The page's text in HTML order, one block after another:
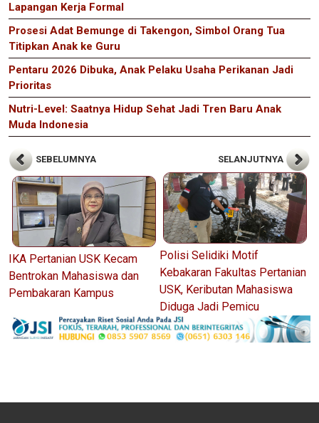
Lapangan Kerja Formal
Prosesi Adat Bemunge di Takengon, Simbol Orang Tua
Titipkan Anak ke Guru
Pentaru 2026 Dibuka, Anak Pelaku Usaha Perikanan Jadi
Prioritas
Nutri-Level: Saatnya Hidup Sehat Jadi Tren Baru Anak
Muda Indonesia
SEBELUMNYA
IKA Pertanian USK Kecam
Bentrokan Mahasiswa dan
Pembakaran Kampus
SELANJUTNYA
Polisi Selidiki Motif
Kebakaran Fakultas Pertanian
USK, Keributan Mahasiswa
Diduga Jadi Pemicu